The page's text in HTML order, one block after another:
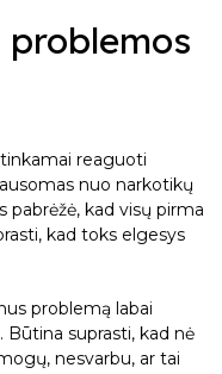
problemos
reaguoti
nuo narkotikų
pabrėžė, kad visų pirma
kad toks elgesys
problemą labai
suprasti, kad nė
nesvarbu, ar tai